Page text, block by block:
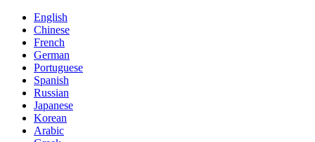
English
Chinese
French
German
Portuguese
Spanish
Russian
Japanese
Korean
Arabic